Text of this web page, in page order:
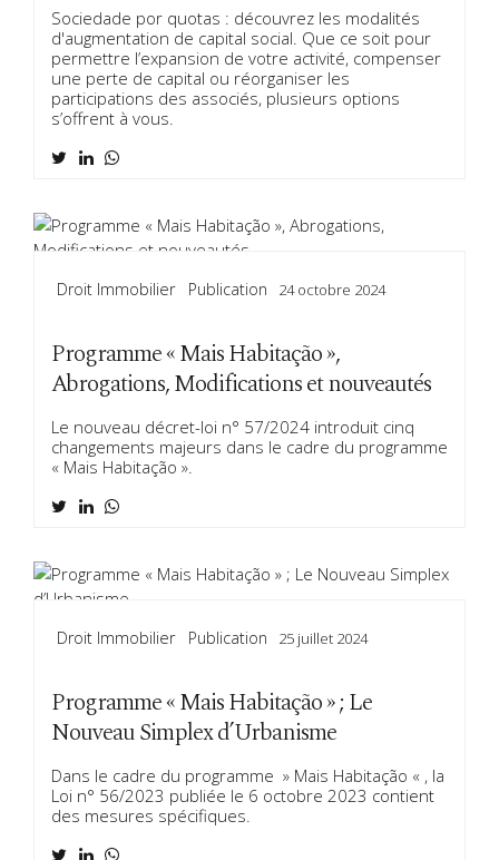
Sociedade por quotas : découvrez les modalités
d'augmentation de capital social. Que ce soit pour
permettre l’expansion de votre activité, compenser
une perte de capital ou réorganiser les
participations des associés, plusieurs options
s’offrent à vous.
Droit Immobilier Publication 24 octobre 2024
Programme « Mais Habitação »,
Abrogations, Modifications et nouveautés
Le nouveau décret-loi n° 57/2024 introduit cinq
changements majeurs dans le cadre du programme
« Mais Habitação ».
Droit Immobilier Publication 25 juillet 2024
Programme « Mais Habitação » ; Le
Nouveau Simplex d’Urbanisme
Dans le cadre du programme » Mais Habitação « , la
Loi n° 56/2023 publiée le 6 octobre 2023 contient
des mesures spécifiques.